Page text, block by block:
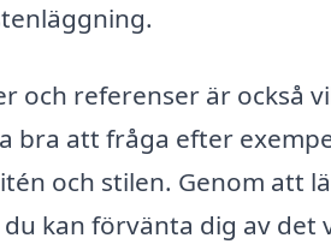
och referenser är också
bra att fråga efter
och stilen. Genom att
kan förvänta dig av det